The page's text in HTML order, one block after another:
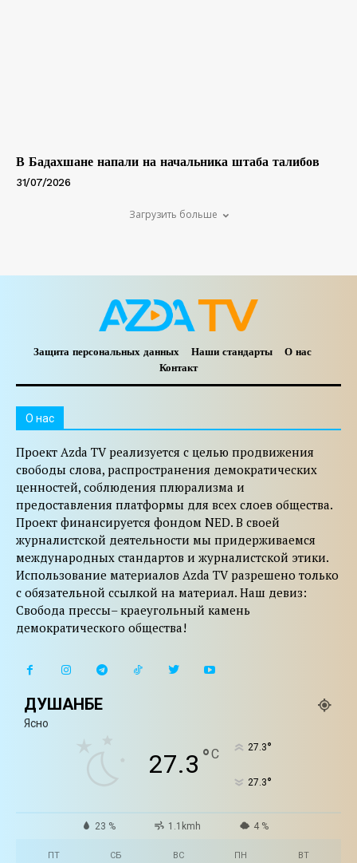
В Бадахшане напали на начальника штаба талибов
31/07/2026
Загрузить больше
Защита персональных данных Наши стандарты
О нас
Контакт
O нас
Проект Azda TV реализуется с целью продвижения
свободы слова, распространения демократических
ценностей, соблюдения плюрализма и
предоставления платформы для всех слоев общества.
Проект финансируется фондом NED. В своей
журналистской деятельности мы придерживаемся
международных стандартов и журналистской этики.
Использование материалов Azda TV разрешено только
с обязательной ссылкой на материал. Наш девиз:
Свобода прессы– краеугольный камень
демократического общества!
ДУШАНБЕ
Ясно
27.3 °C 27.3°
27.3°
23 % 1.1kmh 4 %
ПТ СБ ВС ПН ВТ